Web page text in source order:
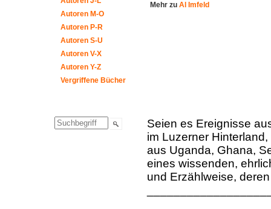
Autoren M-O
Autoren P-R
Autoren S-U
Autoren V-X
Autoren Y-Z
Vergriffene Bücher
Mehr zu Al Imfeld
Seien es Ereignisse
im Luzerner
aus Uganda, Ghana,
eines wissenden,
und Erzählweise,